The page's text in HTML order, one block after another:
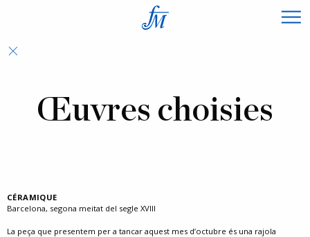
×
Œuvres choisies
CÉRAMIQUE
Barcelona, segona meitat del segle XVIII
La peça que presentem per a tancar aquest mes d’octubre és una rajola